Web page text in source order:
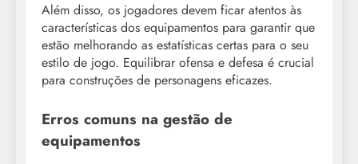
Além disso, os jogadores devem ficar atentos às
características dos equipamentos para garantir que
estão melhorando as estatísticas certas para o seu
estilo de jogo. Equilibrar ofensa e defesa é crucial
para construções de personagens eficazes.
Erros comuns na gestão de
equipamentos